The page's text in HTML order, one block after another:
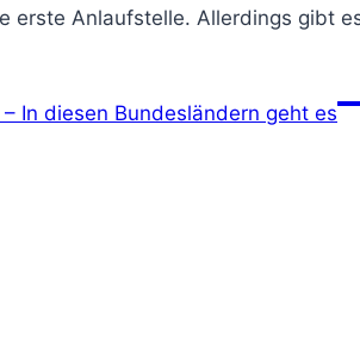
Anlaufstelle. Allerdings gibt
In diesen Bundesländern geht es